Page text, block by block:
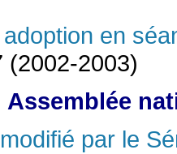
en
(2002-2003)
Assemblée
par le